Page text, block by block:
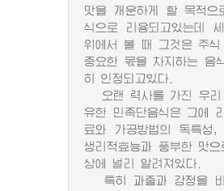
맛을 개운하게 할 목적으
식으로 리용되고있는데
위에서 볼 때 그것은 주식
중요한 몫을 차지하는 음
히 인정되고있다.
오랜 력사를 가진 우리
유한 민족단음식은 그에
료와 가공방법의 독특성,
생리적효능과 풍부한 맛으
상에 널리 알려져있다.
특히 과줄과 강정을 비